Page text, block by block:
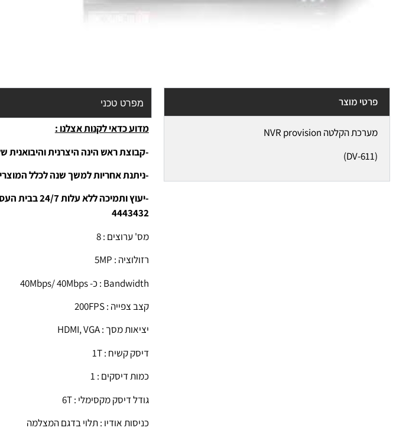
פרטי מוצר
מערכת הקלטה NVR provision
(DV-611)
מפרט טכני
מדוע כדאי לקנות אצלנו :
-קבוצת ראש הינה היצרנית והיבואנית
-ניתנת אחריות למשך שנה לכלל
4443432
מס' ערוצים : 8
רזולוציה : 5MP
Bandwidth : כ- 40Mbps/ 40Mbps
קצב צפייה : 200FPS
יציאות מסך : HDMI, VGA
דיסק קשיח : 1T
כמות דיסקים : 1
גודל דיסק מקסימלי : 6T
כניסות אודיו : תלוי בדגם המצלמה